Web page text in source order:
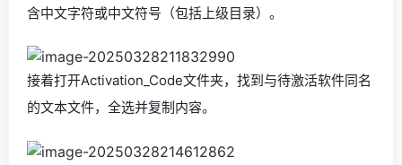
含中文字符或中文符号（包括上级目录）。
接着打开Activation_Code文件夹，找到与待激活软件同名
的文本文件，全选并复制内容。